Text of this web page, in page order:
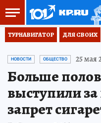
ТУРНАВИГАТОР ДЛЯ СВОИХ
НОВОСТИ ОБЩЕСТВО 25 мая
Больше
выступили
запрет